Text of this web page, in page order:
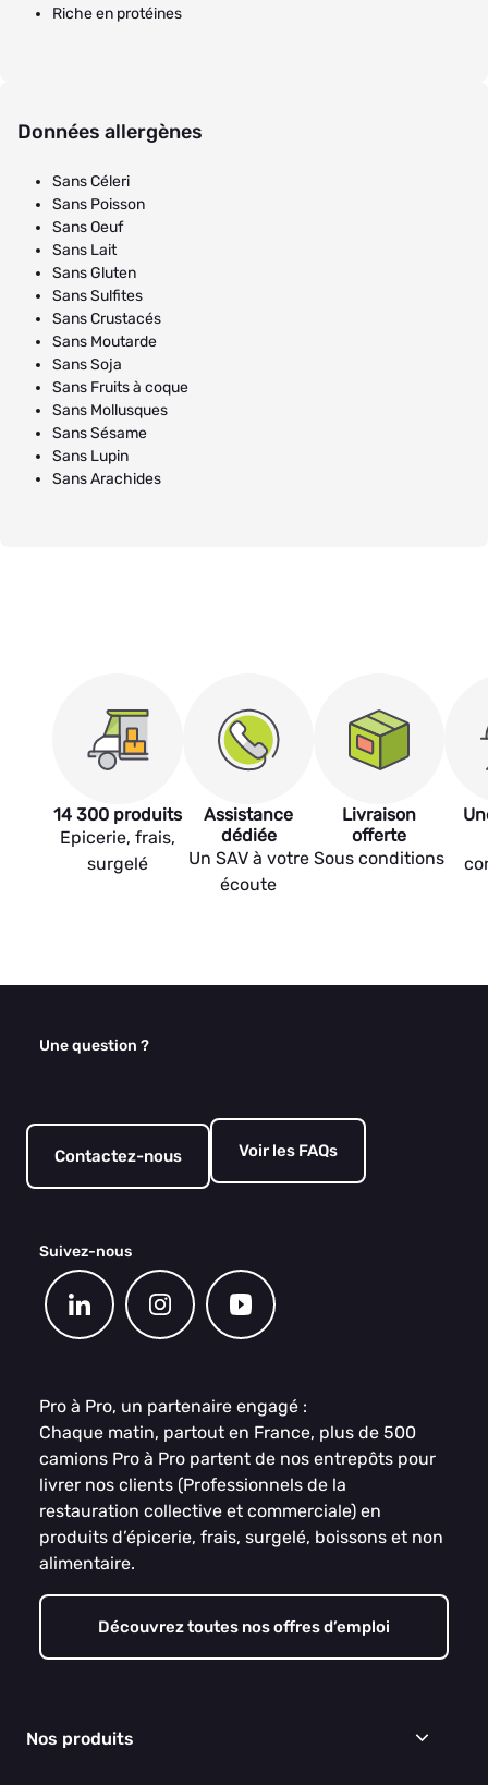
Riche en protéines
Données allergènes
Sans Céleri
Sans Poisson
Sans Oeuf
Sans Lait
Sans Gluten
Sans Sulfites
Sans Crustacés
Sans Moutarde
Sans Soja
Sans Fruits à coque
Sans Mollusques
Sans Sésame
Sans Lupin
Sans Arachides
14 300 produits
Epicerie, frais,
surgelé
Assistance
dédiée
Un SAV à votre
écoute
Livraison
offerte
Sous conditions
Une question ?
Contactez-nous Voir les FAQs
Suivez-nous
Pro à Pro, un partenaire engagé :
Chaque matin, partout en France, plus de 500
camions Pro à Pro partent de nos entrepôts pour
livrer nos clients (Professionnels de la
restauration collective et commerciale) en
produits d’épicerie, frais, surgelé, boissons et non
alimentaire.
Découvrez toutes nos offres d’emploi
Nos produits